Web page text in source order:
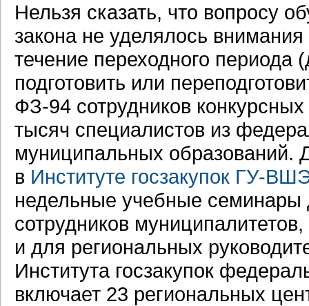
Нельзя сказать, что вопросу
закона не уделялось
течение переходного периода
подготовить или
ФЗ-94 сотрудников
тысяч специалистов из
муниципальных образований.
в Институте госзакупок ГУ-
недельные учебные
сотрудников
и для региональных
Института госзакупок
включает 23 региональных